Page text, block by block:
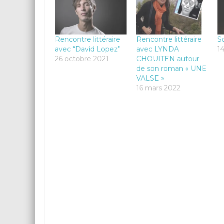
Rencontre littéraire
avec “David Lopez”
26 octobre 2021
Rencontre littéraire
avec LYNDA
CHOUITEN autour
de son roman « UNE
VALSE »
16 mars 2022